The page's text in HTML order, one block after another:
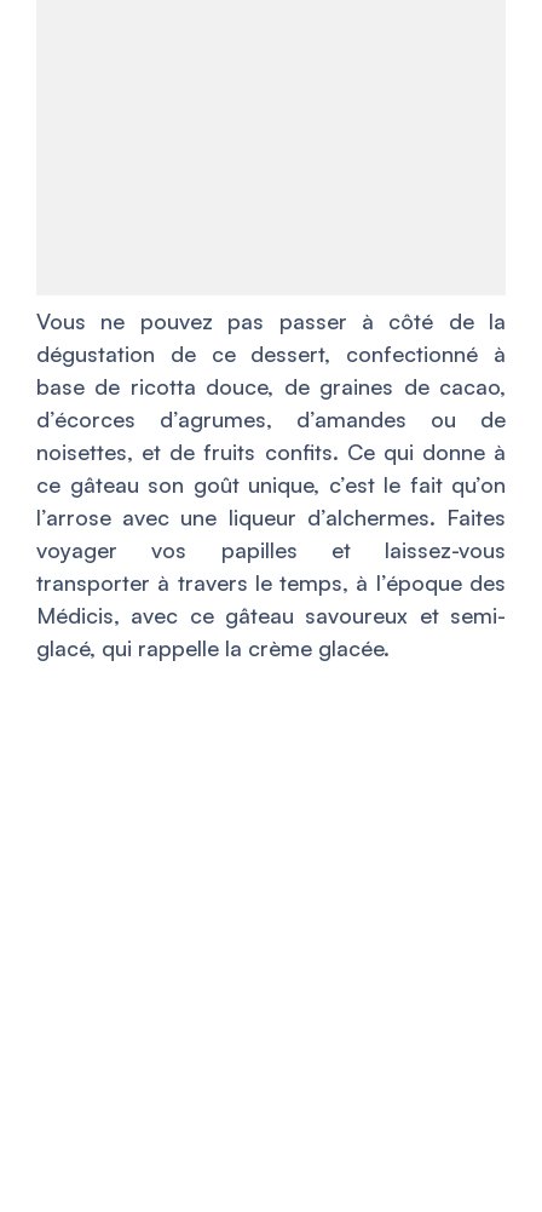
Vous ne pouvez pas passer à côté de la
dégustation de ce dessert, confectionné à
base de ricotta douce, de graines de cacao,
d’écorces d’agrumes, d’amandes ou de
noisettes, et de fruits confits. Ce qui donne à
ce gâteau son goût unique, c’est le fait qu’on
l’arrose avec une liqueur d’alchermes. Faites
voyager vos papilles et laissez-vous
transporter à travers le temps, à l’époque des
Médicis, avec ce gâteau savoureux et semi-
glacé, qui rappelle la crème glacée.